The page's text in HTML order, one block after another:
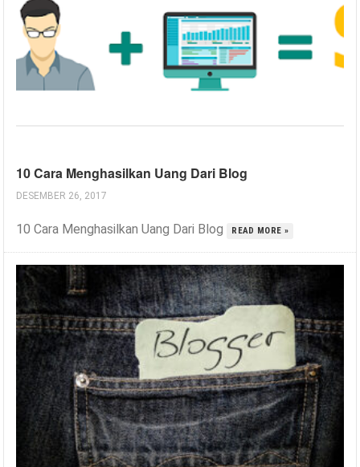
10 Cara Menghasilkan Uang Dari Blog
DESEMBER 26, 2017
10 Cara Menghasilkan Uang Dari Blog READ MORE »